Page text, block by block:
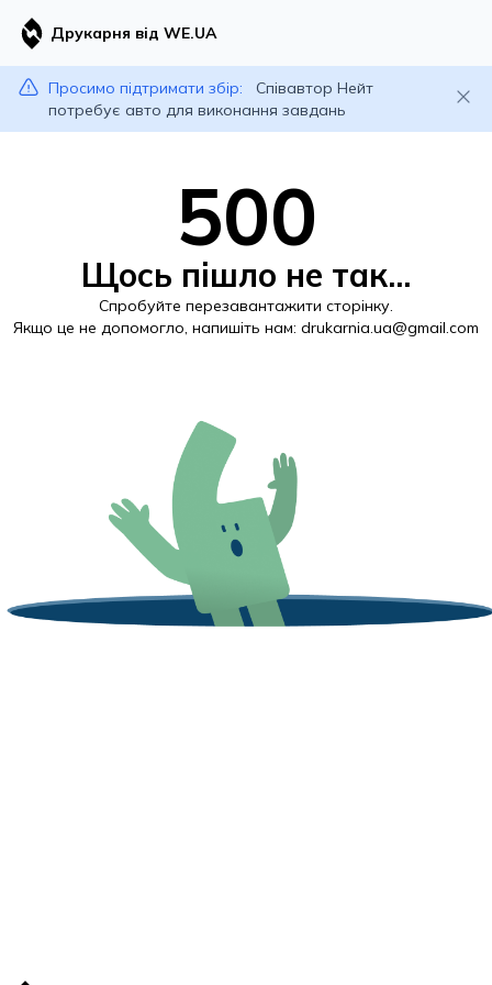
Друкарня від WE.UA
Просимо підтримати збір:
Співавтор Нейт
потребує авто для виконання завдань
500
Щось пішло не так...
Спробуйте перезавантажити сторінку.
Якщо це не допомогло, напишіть нам: drukarnia.ua@gmail.com